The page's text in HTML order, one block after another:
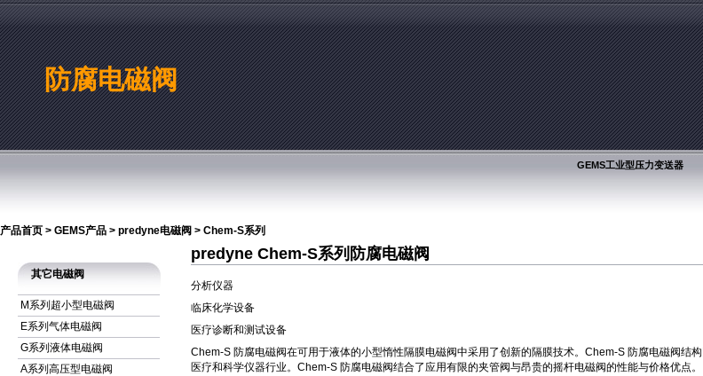
防腐电磁阀
GEMS工业型压力变送器
产品首页 > GEMS产品 > predyne电磁阀 > Chem-S系列
其它电磁阀
M系列超小型电磁阀
E系列气体电磁阀
G系列液体电磁阀
A系列高压型电磁阀
predyne Chem-S系列防腐电磁阀
分析仪器
临床化学设备
医疗诊断和测试设备
Chem-S 防腐电磁阀在可用于液体的小型惰性隔膜电磁阀中采用了创新的隔膜技术。Chem-S 防腐电磁阀结
医疗和科学仪器行业。Chem-S 防腐电磁阀结合了应用有限的夹管阀与昂贵的摇杆电磁阀的性能与价格优点。